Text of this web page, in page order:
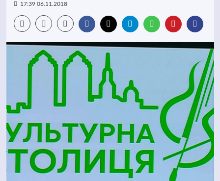
17:39 06.11.2018